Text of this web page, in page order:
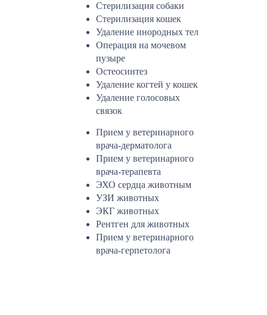
Стерилизация собаки
Стерилизация кошек
Удаление инородных тел
Операция на мочевом
пузыре
Остеосинтез
Удаление когтей у кошек
Удаление голосовых
связок
Прием у ветеринарного
врача-дерматолога
Прием у ветеринарного
врача-терапевта
ЭХО сердца животным
УЗИ животных
ЭКГ животных
Рентген для животных
Прием у ветеринарного
врача-герпетолога